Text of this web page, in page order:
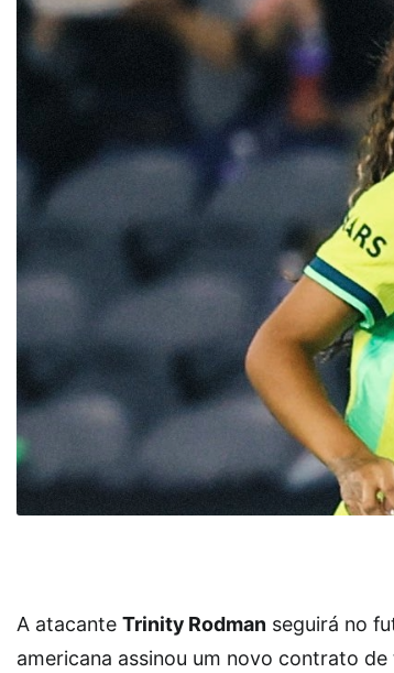
A atacante Trinity Rodman seguirá no
americana assinou um novo contrato